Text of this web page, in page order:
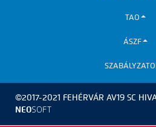
TAO
ÁSZF
©2017-2021 FEHÉRVÁR AV19 SC
NEOSOFT